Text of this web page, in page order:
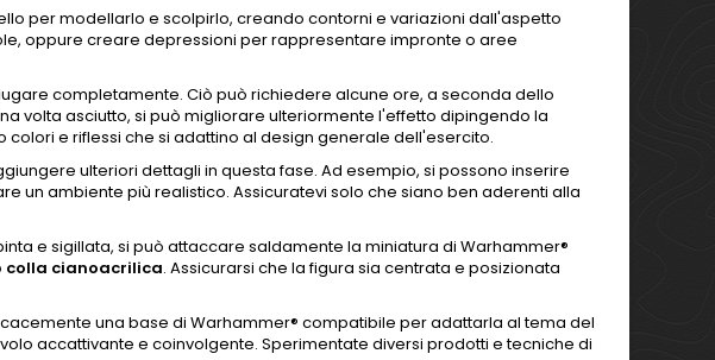
per modellarlo e scolpirlo, creando contorni e variazioni dall'aspetto
oppure creare depressioni per rappresentare impronte o aree
completamente. Ciò può richiedere alcune ore, a seconda dello
volta asciutto, si può migliorare ulteriormente l'effetto dipingendo la
colori e riflessi che si adattino al design generale dell'esercito.
ulteriori dettagli in questa fase. Ad esempio, si possono inserire
un ambiente più realistico. Assicuratevi solo che siano ben aderenti alla
e sigillata, si può attaccare saldamente la miniatura di Warhammer®
colla cianoacrilica. Assicurarsi che la figura sia centrata e posizionata
una base di Warhammer® compatibile per adattarla al tema del
accattivante e coinvolgente. Sperimentate diversi prodotti e tecniche di